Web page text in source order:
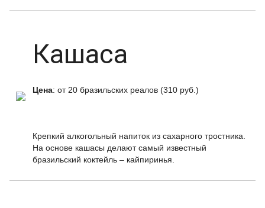
Кашаса
Цена: от 20 бразильских реалов (310 руб.)
Крепкий алкогольный напиток из сахарного тростника.
На основе кашасы делают самый известный
бразильский коктейль – кайпиринья.